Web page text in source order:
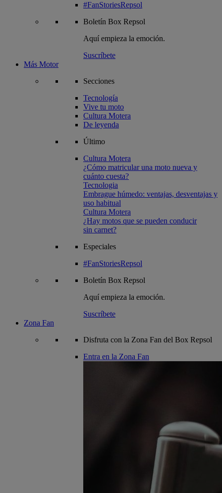
#FanStoriesRepsol
Boletín Box Repsol
Aquí empieza la emoción.
Suscríbete
Más Motor
Secciones
Tecnología
Vive tu moto
Cultura Motera
De leyenda
Último
Cultura Motera
¿Cómo matricular una moto nueva y
cuánto cuesta?
Tecnologia
Embrague húmedo: ventajas, desventajas y
uso habitual
Cultura Motera
¿Hay motos que se pueden conducir
sin carnet?
Especiales
#FanStoriesRepsol
Boletín Box Repsol
Aquí empieza la emoción.
Suscríbete
Zona Fan
Disfruta con la Zona Fan del Box Repsol
Entra en la Zona Fan